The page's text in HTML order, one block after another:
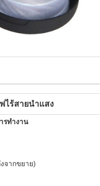
ไร้สายนำแสง
รทำงาน
จากขยาย)